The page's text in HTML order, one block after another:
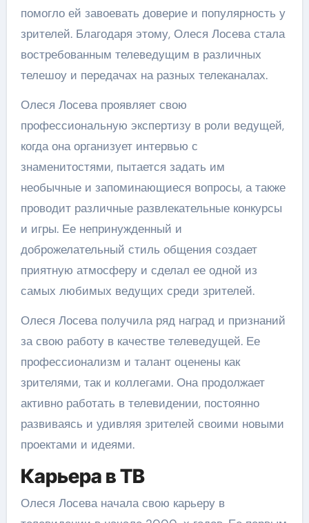
помогло ей завоевать доверие и популярность у
зрителей. Благодаря этому, Олеся Лосева стала
востребованным телеведущим в различных
телешоу и передачах на разных телеканалах.
Олеся Лосева проявляет свою
профессиональную экспертизу в роли ведущей,
когда она организует интервью с
знаменитостями, пытается задать им
необычные и запоминающиеся вопросы, а также
проводит различные развлекательные конкурсы
и игры. Ее непринужденный и
доброжелательный стиль общения создает
приятную атмосферу и сделал ее одной из
самых любимых ведущих среди зрителей.
Олеся Лосева получила ряд наград и признаний
за свою работу в качестве телеведущей. Ее
профессионализм и талант оценены как
зрителями, так и коллегами. Она продолжает
активно работать в телевидении, постоянно
развиваясь и удивляя зрителей своими новыми
проектами и идеями.
Карьера в ТВ
Олеся Лосева начала свою карьеру в